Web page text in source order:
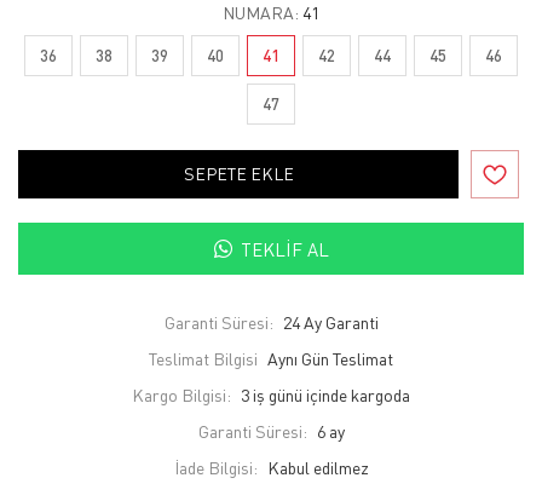
NUMARA: 41
36 38 39 40 41 42 44 45 46
47
SEPETE EKLE
TEKLIF AL
Garanti Süresi: 24 Ay Garanti
Teslimat Bilgisi Aynı Gün Teslimat
Kargo Bilgisi: 3 iş günü içinde kargoda
Garanti Süresi: 6 ay
İade Bilgisi: